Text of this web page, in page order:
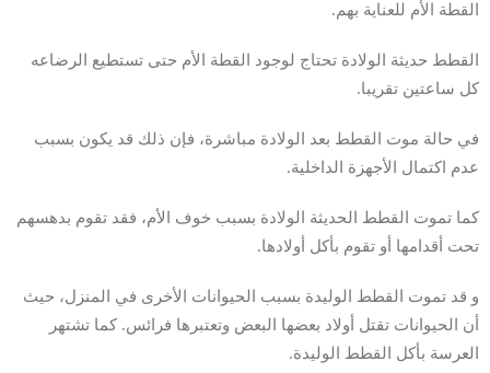
القطة الأم للعناية بهم.
القطط حديثة الولادة تحتاج لوجود القطة الأم حتى تستطيع الرضاعه
كل ساعتين تقريبا.
في حالة موت القطط بعد الولادة مباشرة، فإن ذلك قد يكون بسبب
عدم اكتمال الأجهزة الداخلية.
كما تموت القطط الحديثة الولادة بسبب خوف الأم، فقد تقوم بدهسهم
تحت أقدامها أو تقوم بأكل أولادها.
و قد تموت القطط الوليدة بسبب الحيوانات الأخرى في المنزل، حيث
أن الحيوانات تقتل أولاد بعضها البعض وتعتبرها فرائس. كما تشتهر
العرسة بأكل القطط الوليدة.